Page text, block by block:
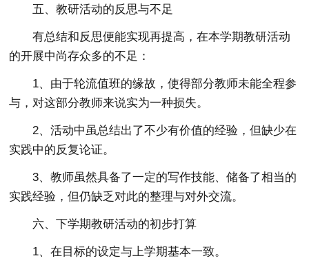
五、教研活动的反思与不足
有总结和反思便能实现再提高，在本学期教研活动
的开展中尚存众多的不足：
1、由于轮流值班的缘故，使得部分教师未能全程参
与，对这部分教师来说实为一种损失。
2、活动中虽总结出了不少有价值的经验，但缺少在
实践中的反复论证。
3、教师虽然具备了一定的写作技能、储备了相当的
实践经验，但仍缺乏对此的整理与对外交流。
六、下学期教研活动的初步打算
1、在目标的设定与上学期基本一致。